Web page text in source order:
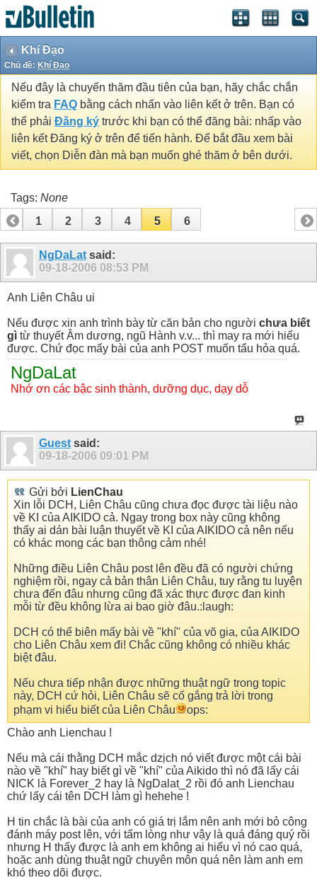
Khí Đạo
Chủ đề: Khí Đạo
Nếu đây là chuyến thăm đầu tiên của bạn, hãy chắc chắn
kiểm tra FAQ bằng cách nhấn vào liên kết ở trên. Bạn có
thể phải Đăng ký trước khi bạn có thể đăng bài: nhấp vào
liên kết Đăng ký ở trên để tiến hành. Để bắt đầu xem bài
viết, chọn Diễn đàn mà bạn muốn ghé thăm ở bên dưới.
Tags: None
1
2 3 4 5 6
NgDaLat said:
09-18-2006 08:53 PM
Anh Liên Châu ui
Nếu được xin anh trình bày từ căn bản cho người chưa biết
gì từ thuyết Âm dương, ngũ Hành v.v... thì may ra mới hiểu
được. Chứ đọc mấy bài của anh POST muốn tẩu hỏa quá.
NgDaLat
Nhớ ơn các bậc sinh thành, dưỡng dục, dạy dỗ
Guest said:
09-18-2006 09:01 PM
Gửi bởi LienChau
Xin lỗi DCH, Liên Châu cũng chưa đọc được tài liệu nào
về KI của AIKIDO cả. Ngay trong box này cũng không
thấy ai dán bài luận thuyết về KI của AIKIDO cả nên nếu
có khác mong các bạn thông cảm nhé!
Những điều Liên Châu post lên đều đã có người chứng
nghiệm rồi, ngay cả bản thân Liên Châu, tuy rằng tu luyện
chưa đến đâu nhưng cũng đã xác thực được đan kinh
mỗi từ đều không lừa ai bao giờ đâu.:laugh:
DCH có thể biên mấy bài về "khí" của võ gia, của AIKIDO
cho Liên Châu xem đi! Chắc cũng không có nhiều khác
biệt đâu.
Nếu chưa tiếp nhận được những thuật ngữ trong topic
này, DCH cứ hỏi, Liên Châu sẽ cố gắng trả lời trong
phạm vi hiểu biết của Liên Châu
ops:
Chào anh Lienchau !
Nếu mà cái thằng DCH mắc dzịch nó viết được một cái bài
nào về "khí" hay biết gì về "khí" của Aikido thì nó đã lấy cái
NICK là Forever_2 hay là NgDalat_2 rồi đó anh Lienchau
chứ lấy cái tên DCH làm gì hehehe !
H tin chắc là bài của anh có giá trị lắm nên anh mới bỏ công
đánh máy post lên, với tấm lòng như vậy là quá đáng quý rồi
nhưng H thấy được là anh em không ai hiểu vì nó cao quá,
hoặc anh dùng thuật ngữ chuyên môn quá nên làm anh em
khó theo dõi được.